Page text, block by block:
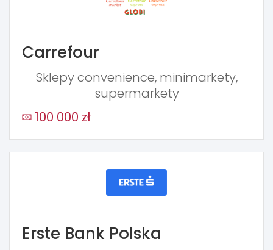
Carrefour
Sklepy convenience, minimarkety,
supermarkety
100 000 zł
Erste Bank Polska